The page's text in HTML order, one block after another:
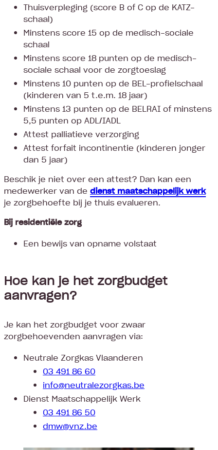
Thuisverpleging (score B of C op de KATZ-
schaal)
Minstens score 15 op de medisch-sociale
schaal
Minstens score 18 punten op de medisch-
sociale schaal voor de zorgtoeslag
Minstens 10 punten op de BEL-profielschaal
(kinderen van 5 t.e.m. 18 jaar)
Minstens 13 punten op de BELRAI of minstens
5,5 punten op ADL/IADL
Attest palliatieve verzorging
Attest forfait incontinentie (kinderen jonger
dan 5 jaar)
Beschik je niet over een attest? Dan kan een
medewerker van de dienst maatschappelijk werk
je zorgbehoefte bij je thuis evalueren.
Bij residentiële zorg
Een bewijs van opname volstaat
Hoe kan je het zorgbudget
aanvragen?
Je kan het zorgbudget voor zwaar
zorgbehoevenden aanvragen via:
Neutrale Zorgkas Vlaanderen
03 491 86 60
info@neutralezorgkas.be
Dienst Maatschappelijk Werk
03 491 86 50
dmw@vnz.be